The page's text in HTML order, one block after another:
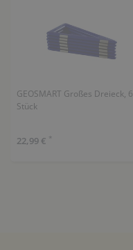
GEOSMART Großes Dreieck, 6
Stück
22,99 € *